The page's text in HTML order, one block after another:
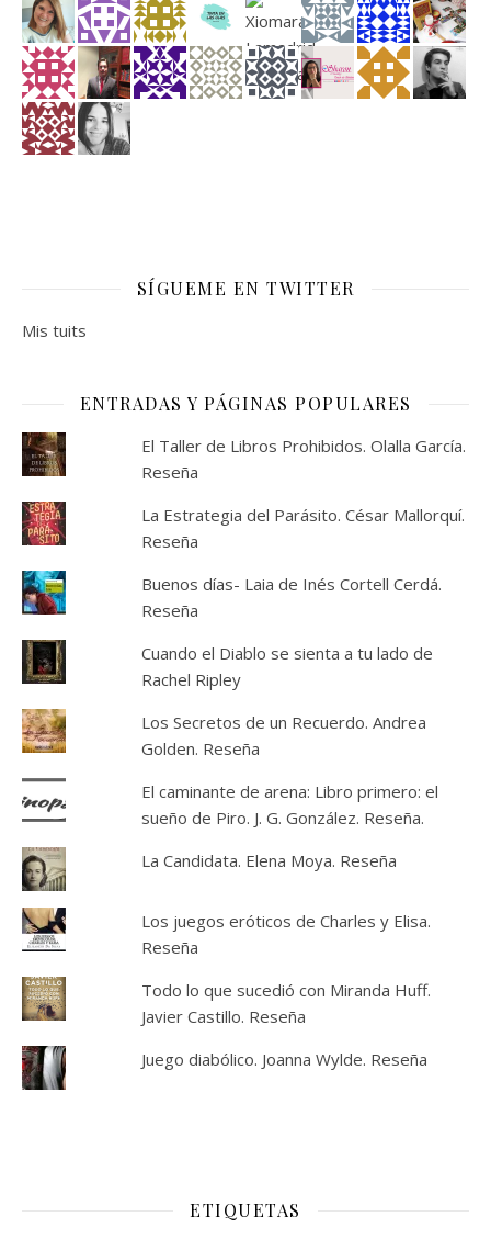
SÍGUEME EN TWITTER
Mis tuits
ENTRADAS Y PÁGINAS POPULARES
El Taller de Libros Prohibidos. Olalla García.
Reseña
La Estrategia del Parásito. César Mallorquí.
Reseña
Buenos días- Laia de Inés Cortell Cerdá.
Reseña
Cuando el Diablo se sienta a tu lado de
Rachel Ripley
Los Secretos de un Recuerdo. Andrea
Golden. Reseña
El caminante de arena: Libro primero: el
sueño de Piro. J. G. González. Reseña.
La Candidata. Elena Moya. Reseña
Los juegos eróticos de Charles y Elisa.
Reseña
Todo lo que sucedió con Miranda Huff.
Javier Castillo. Reseña
Juego diabólico. Joanna Wylde. Reseña
ETIQUETAS